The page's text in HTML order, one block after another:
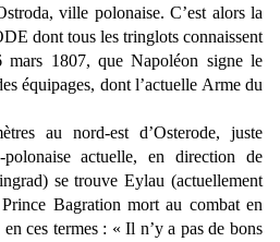
ville polonaise. C’est alors la
dont tous les tringlots connaissent
1807, que Napoléon signe le
équipages, dont l’actuelle Arme du
au nord-est d’Osterode, juste
actuelle, en direction de
se trouve Eylau (actuellement
Bagration mort au combat en
ces termes : « Il n’y a pas de bons